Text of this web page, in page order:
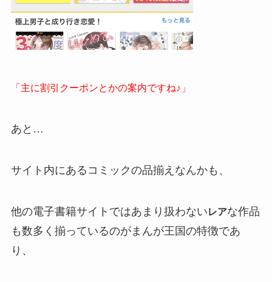
「主に割引クーポンとかの案内ですね♪」
あと…
サイト内にあるコミックの品揃えなんかも、
他の電子書籍サイトではあまり扱わないレアな作品
も数多く揃っているのがまんが王国の特徴であ
り、